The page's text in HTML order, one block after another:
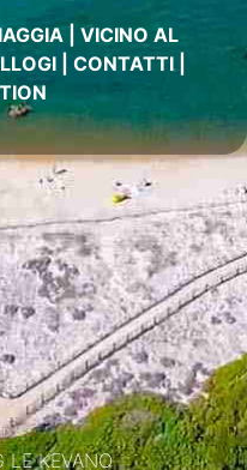
| VICINO AL
CONTATTI|
KEVANO